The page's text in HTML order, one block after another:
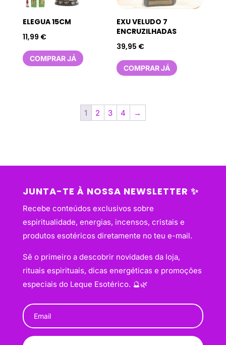
ELEGUA 15CM
11,99 €
COMPRAR JÁ
EXU VELUDO 7
ENCRUZILHADAS
39,95 €
COMPRAR JÁ
1 2 3 4 →
JUNTA-TE À NOSSA NEWSLETTER ✨
Recebe conteúdos exclusivos sobre
espiritualidade, energias, incensos, cristais e
produtos esotéricos diretamente no teu e-mail.
Sê o primeiro a descobrir novidades da loja,
rituais espirituais, dicas energéticas e promoções
especiais do Leque Esotérico. 🔮🌿